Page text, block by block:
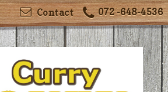
072 -648-4536
Contact